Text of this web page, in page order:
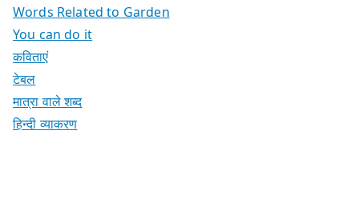
Words Related to Garden
You can do it
कविताएं
टेबल
मात्रा वाले शब्द
हिन्दी व्याकरण